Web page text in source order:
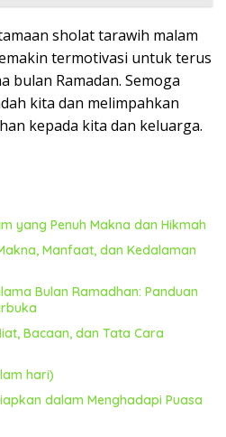
sholat tarawih malam
termotivasi untuk terus
bulan Ramadan. Semoga
kita dan melimpahkan
kepada kita dan keluarga.
yang Penuh Makna dan Hikmah
Manfaat, dan Kedalaman
Bulan Ramadhan: Panduan
Bacaan, dan Tata Cara
hari)
dalam Menghadapi Puasa